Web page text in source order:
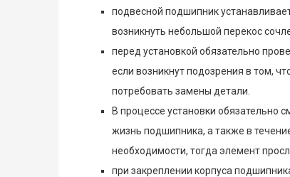
подвесной подшипник
возникнуть небольшой перекос
перед установкой обязательно
если возникнут подозрения в том,
потребовать замены детали.
В процессе установки обязательно
жизнь подшипника, а также в
необходимости, тогда элемент
при закреплении корпуса